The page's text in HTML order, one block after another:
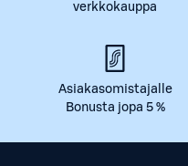
verkkokauppa
Asiakasomistajalle
Bonusta jopa 5 %